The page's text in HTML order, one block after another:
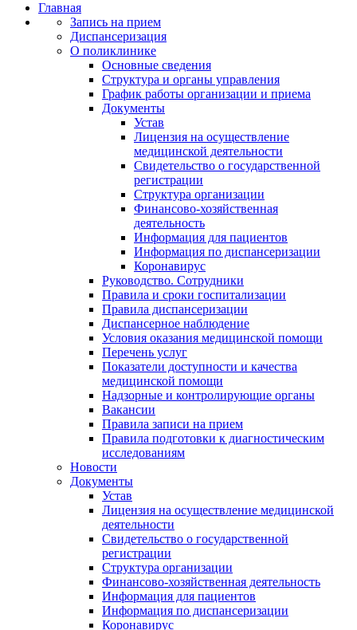
Главная
Запись на прием
Диспансеризация
О поликлинике
Основные сведения
Структура и органы управления
График работы организации и приема
Документы
Устав
Лицензия на осуществление
медицинской деятельности
Свидетельство о государственной
регистрации
Структура организации
Финансово-хозяйственная
деятельность
Информация для пациентов
Информация по диспансеризации
Коронавирус
Руководство. Сотрудники
Правила и сроки госпитализации
Правила диспансеризации
Диспансерное наблюдение
Условия оказания медицинской помощи
Перечень услуг
Показатели доступности и качества
медицинской помощи
Надзорные и контролирующие органы
Вакансии
Правила записи на прием
Правила подготовки к диагностическим
исследованиям
Новости
Документы
Устав
Лицензия на осуществление медицинской
деятельности
Свидетельство о государственной
регистрации
Структура организации
Финансово-хозяйственная деятельность
Информация для пациентов
Информация по диспансеризации
Коронавирус